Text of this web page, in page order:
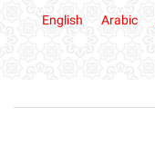
English Arabic